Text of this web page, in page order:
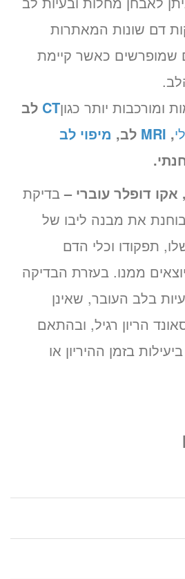
דם שונות המאתרות
שמופרשים כאשר קיימת
ומורכבות יותר כגוןCT לב
,
MRI לב, מיפוי לב
, אקו דופלר עוברי –בדיקת
את מבנה ליבו של
תפקודו וכלי הדם
ממנו. בעזרת הבדיקה
בלב העובר, שאינן
הריון רגיל, ובהתאם
בזמן ההיריון או